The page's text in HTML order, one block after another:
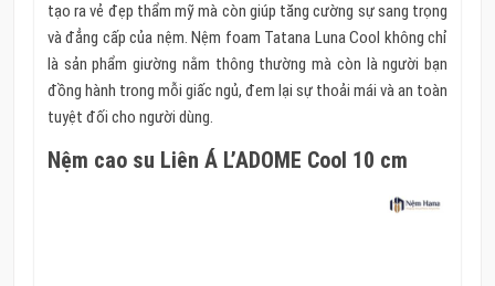
tạo ra vẻ đẹp thẩm mỹ mà còn giúp tăng cường sự sang trọng
và đẳng cấp của nệm. Nệm foam Tatana Luna Cool không chỉ
là sản phẩm giường nằm thông thường mà còn là người bạn
đồng hành trong mỗi giấc ngủ, đem lại sự thoải mái và an toàn
tuyệt đối cho người dùng.
Nệm cao su Liên Á L’ADOME Cool 10 cm